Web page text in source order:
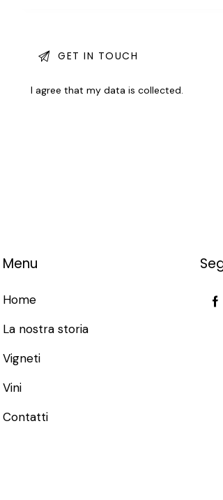
I agree that my data iscollected.
Menu
Home
La nostra storia
Vigneti
Vini
Contatti